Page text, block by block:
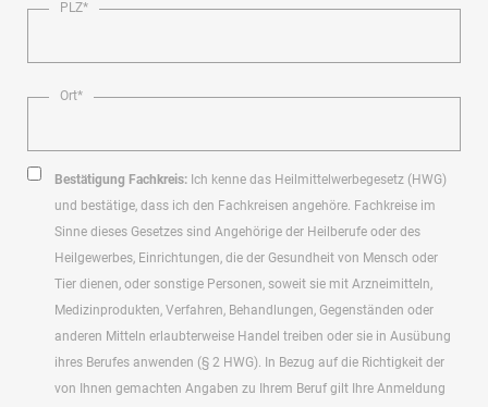
PLZ*
Ort*
Bestätigung Fachkreis: Ich kenne das Heilmittelwerbegesetz (HWG)
und bestätige, dass ich den Fachkreisen angehöre. Fachkreise im
Sinne dieses Gesetzes sind Angehörige der Heilberufe oder des
Heilgewerbes, Einrichtungen, die der Gesundheit von Mensch oder
Tier dienen, oder sonstige Personen, soweit sie mit Arzneimitteln,
Medizinprodukten, Verfahren, Behandlungen, Gegenständen oder
anderen Mitteln erlaubterweise Handel treiben oder sie in Ausübung
ihres Berufes anwenden (§ 2 HWG). In Bezug auf die Richtigkeit der
von Ihnen gemachten Angaben zu Ihrem Beruf gilt Ihre Anmeldung